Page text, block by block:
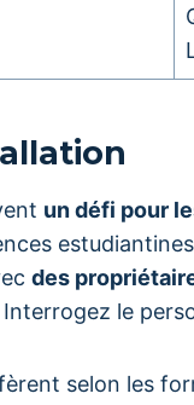
un défi pour
des
le
selon les